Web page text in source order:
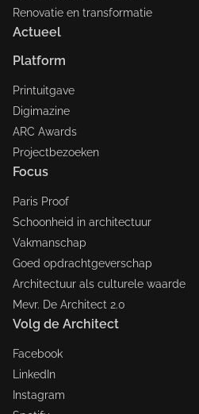
Renovatie en transformatie
Actueel
Platform
Printuitgave
Digimazine
ARC Awards
Projectbezoeken
Focus
Paris Proof
Schoonheid in architectuur
Vakmanschap
Goed opdrachtgeverschap
Architectuur als culturele waarde
Mevr. De Architect 2.0
Volg de Architect
Facebook
LinkedIn
Instagram